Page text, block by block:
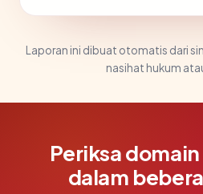
Laporan ini dibuat otomatis dari
nasihat hukum
Periksa
dalam